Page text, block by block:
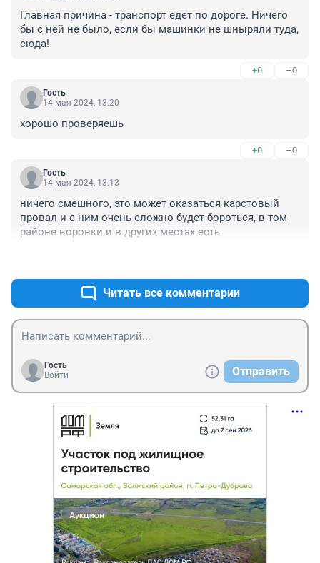
Главная причина - транспорт едет по дороге. Ничего
бы с ней не было, если бы машинки не шныряли туда,
сюда!
+0 –0
Гость
14 мая 2024, 13:20
хорошо проверяешь
+0 –0
Гость
14 мая 2024, 13:13
ничего смешного, это может оказаться карстовый
провал и с ним очень сложно будет бороться, в том
районе воронки и в других местах есть
Читать все комментарии
Гость
Войти
Отправить